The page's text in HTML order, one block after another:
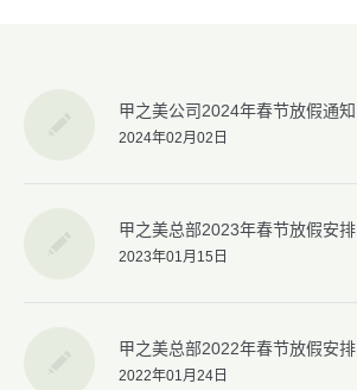
甲之美公司2024年春节放假通知
2024年02月02日
甲之美总部2023年春节放假安排
2023年01月15日
甲之美总部2022年春节放假安排
2022年01月24日